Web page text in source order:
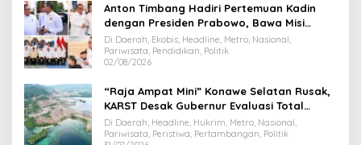
Anton Timbang Hadiri Pertemuan Kadin
dengan Presiden Prabowo, Bawa Misi
Majukan Ekonomi Sultra
Di Daerah, Ekobis, Headline, Metro, Nasional,
Pariwisata, Pendidikan, Politik
02/08/2026
“Raja Ampat Mini” Konawe Selatan Rusak,
KARST Desak Gubernur Evaluasi Total
Dispar Sultra
Di Daerah, Headline, Hukrim, Metro, Nasional,
Pariwisata, Peristiwa, Pertambangan, Politik